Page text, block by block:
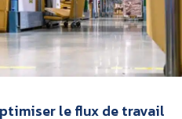
le flux de travail